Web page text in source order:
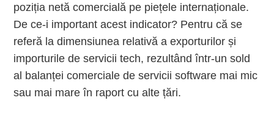
poziția netă comercială pe piețele internaționale.
De ce-i important acest indicator? Pentru că se
referă la dimensiunea relativă a exporturilor și
importurile de servicii tech, rezultând într-un sold
al balanței comerciale de servicii software mai mic
sau mai mare în raport cu alte țări.